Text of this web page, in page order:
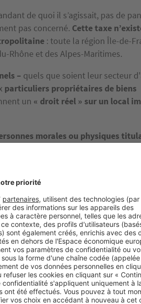
de quoi il s’agissait, pas de
pas concerné. Cette taxe
: toute la région Île-de-
Rhône et des Alpes-Maritimes.
– quels que soient leur secteur
particuliers propriétaires de biens
un « droit réel » sur un local
morales ou physiques
si vos locaux représentent une
doive payer cette taxe à la place
figure dans le contrat debail
, selon les négociations.